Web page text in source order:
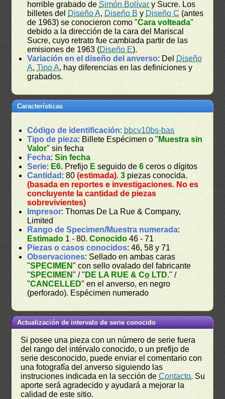
horrible grabado de Simón Bolívar y Sucre. Los
billetes del Diseño A, Diseño B y Diseño C (antes
de 1963) se conocieron como "Cara volteada"
debido a la dirección de la cara del Mariscal
Sucre, cuyo retrato fue cambiada partir de las
emisiones de 1963 (Diseño E).
Variación en el diseño del anverso: Del Diseño
A,Tipo A, hay diferencias en las definiciones y
grabados.
Características
Código de identificación: bbcv10bs-bas
Tipo de pieza: Billete Espécimen o " Muestra sin
Valor" sin fecha
Fecha:Sin fecha
Serie: E6. Prefijo E seguido de6 ceros o dígitos
Cantidad : 80(estimada).3 piezas conocida.
(basada en reportes e investigaciones. No es
concluyente la cantidad de piezas
sobrevivientes)
Impresor: Thomas De La Rue & Company,
Limited
Rango de Specimen/Muestra numerada:
Estimado 1 - 80.Conocido 46 - 71
Piezas o casos conocidos: 46, 58 y 71
Observaciones: Sellado en ambas caras
"SPECIMEN" con sello ovalado del fabricante
"SPECIMEN" / " DE LA RUE & Co̲ LTD." /
"CANCELLED" en el anverso, en negro
(perforado). Espécimen numerado
Actualización de intervalo de serie conocido
Si posee una pieza con un número de serie fuera
del rango del intérvalo conocido, o un prefijo de
serie desconocido, puede enviar el comentario con
una fotografía del anverso siguiendo las
instruciones indicada en la sección deContacto. Su
aporte será agradecido y ayudará a mejorar la
calidad de este sitio.